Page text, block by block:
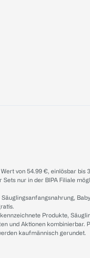
von 54.99 €, einlösbar
nur in der BIPA Filiale
Produkte,
und Aktionen
kaufmännisch gerundet.